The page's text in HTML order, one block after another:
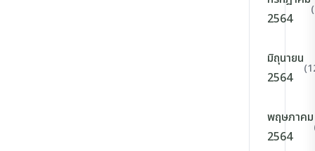
2564
มิถุนายน
2564
พฤษภาคม
2564